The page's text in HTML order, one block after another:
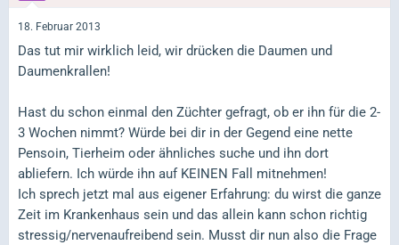
18. Februar 2013
Das tut mir wirklich leid, wir drücken die Daumen und
Daumenkrallen!
Hast du schon einmal den Züchter gefragt, ob er ihn für die 2-
3 Wochen nimmt? Würde bei dir in der Gegend eine nette
Pensoin, Tierheim oder ähnliches suche und ihn dort
abliefern. Ich würde ihn auf KEINEN Fall mitnehmen!
Ich sprech jetzt mal aus eigener Erfahrung: du wirst die ganze
Zeit im Krankenhaus sein und das allein kann schon richtig
stressig/nervenaufreibend sein. Musst dir nun also die Frage